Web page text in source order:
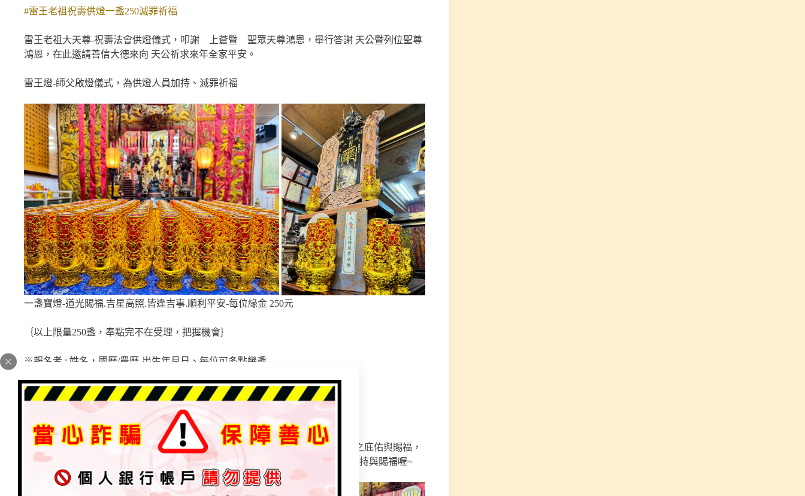
#雷王老祖祝壽供燈一盞250滅罪祈福
雷王老祖大天尊-祝壽法會供燈儀式，叩謝 上蒼暨 聖眾天尊鴻恩，舉行答謝 天公暨列位聖尊
鴻恩，在此邀請善信大德來向 天公祈求來年全家平安。
雷王燈-師父啟燈儀式，為供燈人員加持、滅罪祈福
一盞寶燈-道光賜福.吉星高照.皆逢吉事.順利平安-每位緣金 250元
｛以上限量250盞，奉點完不在受理，把握機會｝
※報名者 : 姓名，國曆/農曆-出生年月日、每位可多點幾盞
為家人、朋友、親戚報名，也可以用公司行號報名
~ 在神明最重要的聖誕日記得一定要來刷存在感 ~
歡迎大家把握一年一度難得的機會，太祖 雷王老祖 祝壽聖典活動。可得到天澤之庇佑與賜福，
祈求 天公 與 眾聖尊加持與賜福，由你代為呈稟，祈望 天公賜福給蟻民，庇祐加持與賜福喔~